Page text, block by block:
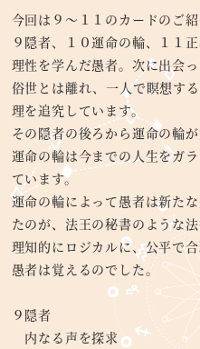
今回は９～１１のカードのご紹
９隠者、１０運命の輪、１１正
理性を学んだ愚者。次に出会っ
俗世とは離れ、一人で瞑想す
理を追究しています。
その隠者の後ろから運命の輪が
運命の輪は今までの人生をガ
ています。
運命の輪によって愚者は新た
たのが、法王の秘書のような法
理知的にロジカルに、公平で
愚者は覚えるのでした。
９隠者
内なる声を探求